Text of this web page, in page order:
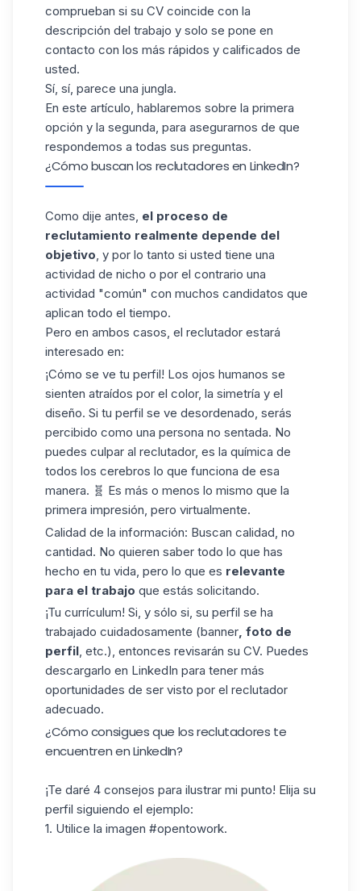
comprueban si su CV coincide con la
descripción del trabajo y solo se pone en
contacto con los más rápidos y calificados de
usted.
Sí, sí, parece una jungla.
En este artículo, hablaremos sobre la primera
opción y la segunda, para asegurarnos de que
respondemos a todas sus preguntas.
¿Cómo buscan los reclutadores en LinkedIn?
Como dije antes, el proceso de
reclutamiento realmente depende del
objetivo, y por lo tanto si usted tiene una
actividad de nicho o por el contrario una
actividad "común" con muchos candidatos que
aplican todo el tiempo.
Pero en ambos casos, el reclutador estará
interesado en:
¡Cómo se ve tu perfil! Los ojos humanos se
sienten atraídos por el color, la simetría y el
diseño. Si tu perfil se ve desordenado, serás
percibido como una persona no sentada. No
puedes culpar al reclutador, es la química de
todos los cerebros lo que funciona de esa
manera. 🧬 Es más o menos lo mismo que la
primera impresión, pero virtualmente.
Calidad de la información: Buscan calidad, no
cantidad. No quieren saber todo lo que has
hecho en tu vida, pero lo que es relevante
para el trabajo que estás solicitando.
¡Tu currículum! Si, y sólo si, su perfil se ha
trabajado cuidadosamente (banner, foto de
perfil, etc.), entonces revisarán su CV. Puedes
descargarlo en LinkedIn para tener más
oportunidades de ser visto por el reclutador
adecuado.
¿Cómo consigues que los reclutadores te
encuentren en LinkedIn?
¡Te daré 4 consejos para ilustrar mi punto! Elija su
perfil siguiendo el ejemplo:
1. Utilice la imagen #opentowork.